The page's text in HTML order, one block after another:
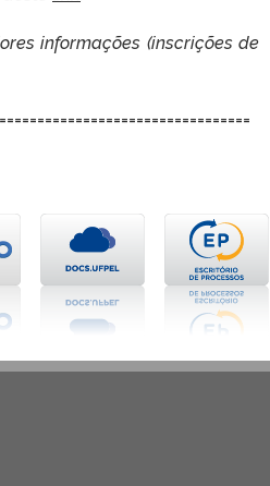
informações (inscrições de